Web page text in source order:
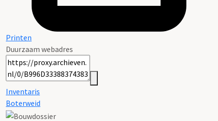
Printen
Duurzaam webadres
Inventaris
Boterweid